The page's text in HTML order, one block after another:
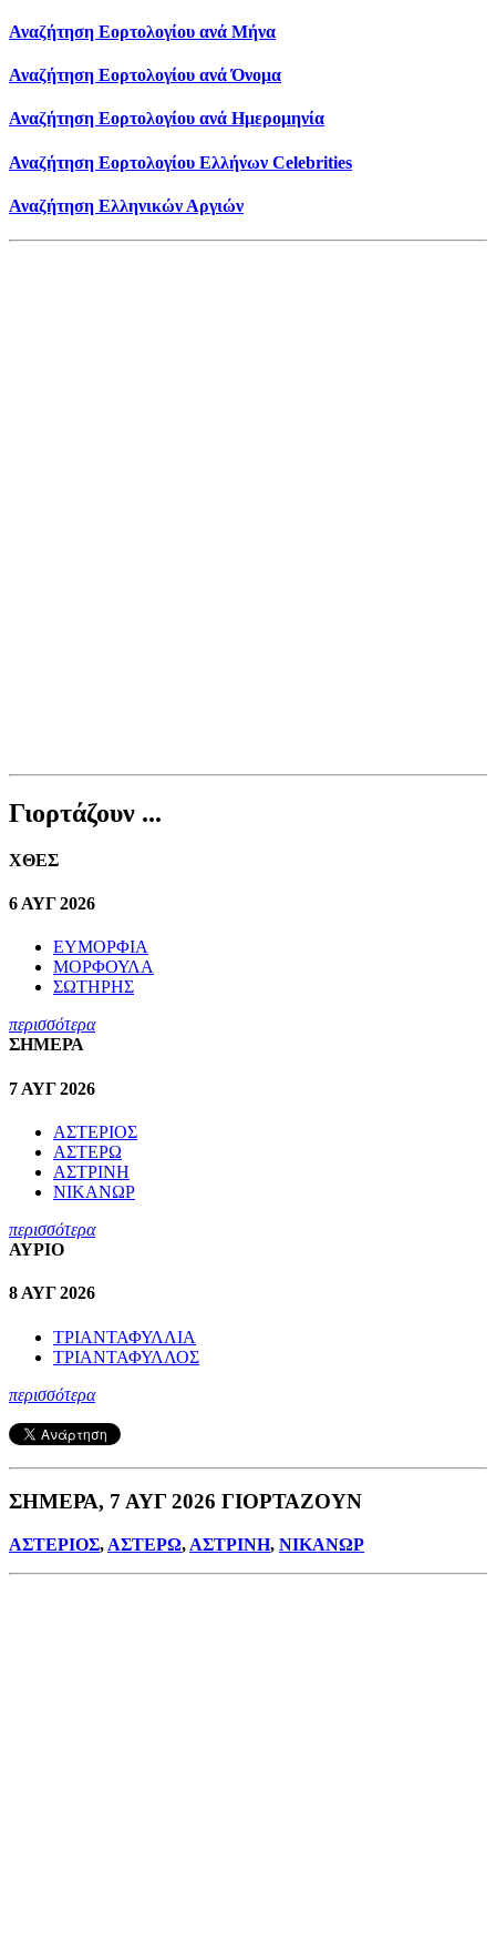
Αναζήτηση Εορτολογίου ανά Μήνα
Αναζήτηση Εορτολογίου ανά Όνομα
Αναζήτηση Εορτολογίου ανά Ημερομηνία
Αναζήτηση Εορτολογίου Ελλήνων Celebrities
Αναζήτηση Ελληνικών Αργιών
Γιορτάζουν ...
ΧΘΕΣ
6 ΑΥΓ 2026
ΕΥΜΟΡΦΙΑ
ΜΟΡΦΟΥΛΑ
ΣΩΤΗΡΗΣ
περισσότερα
ΣΗΜΕΡΑ
7 ΑΥΓ 2026
ΑΣΤΕΡΙΟΣ
ΑΣΤΕΡΩ
ΑΣΤΡΙΝΗ
ΝΙΚΑΝΩΡ
περισσότερα
ΑΥΡΙΟ
8 ΑΥΓ 2026
ΤΡΙΑΝΤΑΦΥΛΛΙΑ
ΤΡΙΑΝΤΑΦΥΛΛΟΣ
περισσότερα
ΣΗΜΕΡΑ, 7 ΑΥΓ 2026 ΓΙΟΡΤΑΖΟΥΝ
ΑΣΤΕΡΙΟΣ, ΑΣΤΕΡΩ, ΑΣΤΡΙΝΗ, ΝΙΚΑΝΩΡ